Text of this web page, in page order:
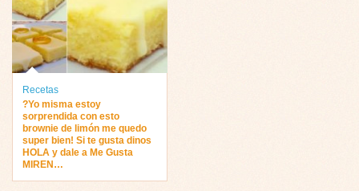
Recetas
?Yo misma estoy
sorprendida con esto
brownie de limón me quedo
super bien! Si te gusta dinos
HOLA y dale a Me Gusta
MIREN…